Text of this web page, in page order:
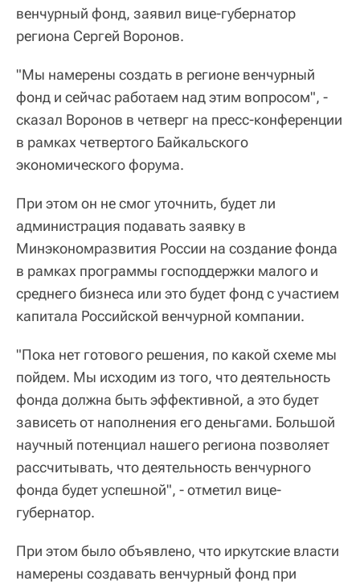
венчурный фонд, заявил вице-губернатор
региона Сергей Воронов.
"Мы намерены создать в регионе венчурный
фонд и сейчас работаем над этим вопросом", -
сказал Воронов в четверг на пресс-конференции
в рамках четвертого Байкальского
экономического форума.
При этом он не смог уточнить, будет ли
администрация подавать заявку в
Минэкономразвития России на создание фонда
в рамках программы господдержки малого и
среднего бизнеса или это будет фонд с участием
капитала Российской венчурной компании.
"Пока нет готового решения, по какой схеме мы
пойдем. Мы исходим из того, что деятельность
фонда должна быть эффективной, а это будет
зависеть от наполнения его деньгами. Большой
научный потенциал нашего региона позволяет
рассчитывать, что деятельность венчурного
фонда будет успешной", - отметил вице-
губернатор.
При этом было объявлено, что иркутские власти
намерены создавать венчурный фонд при